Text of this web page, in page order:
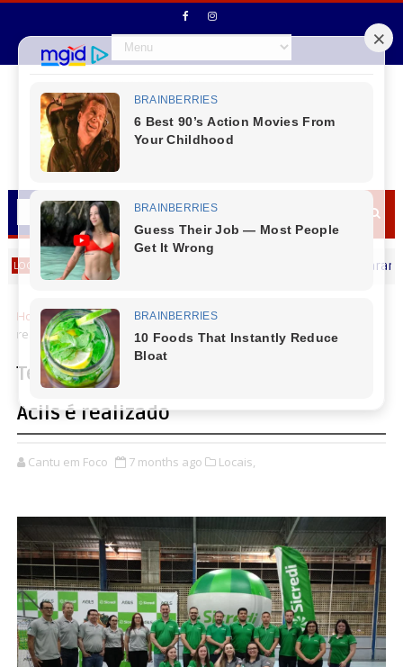
entre carro e motocicleta é registrado em Laranjeiras do Sul
Home Locais
Terceiro sorteio do Natal Premiado Acils é
realizado
Terceiro sorteio do Natal Premiado
Acils é realizado
Cantu em Foco 7 months ago Locais,